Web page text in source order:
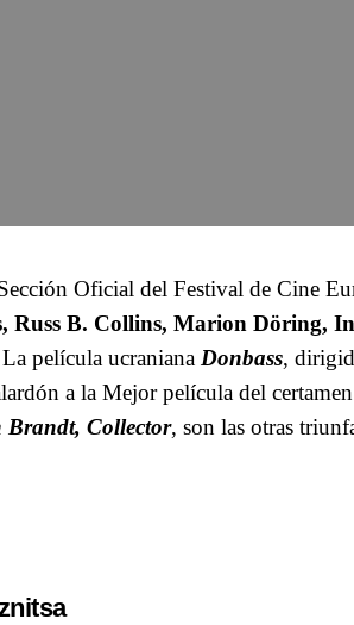
Oficial del Festival de Cine
Russ B. Collins, Marion Döring,
película ucraniana Donbass,
a la Mejor película del
Brandt, Collector, son las otras